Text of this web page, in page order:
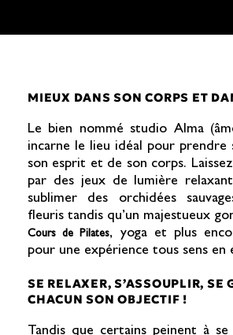
MIEUX DANS SON CORPS ET
Le bien nommé studio Alma
incarne le lieu idéal pour prendre
son esprit et de son corps.
par des jeux de lumière
sublimer des orchidées
fleuris tandis qu’un majestueux
Cours de Pilates, yoga et plus
pour une expérience tous sens en
SE RELAXER, S’ASSOUPLIR, SE
CHACUN SON OBJECTIF !
Tandis que certains peinent à